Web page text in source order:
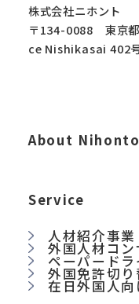
株式会社ニホント
〒134-0088 東京
ce Nishikasai 402
About Nihonto
Service
人材紹介事業
外国人材コ
ペーパード
外国免許切
在日外国人